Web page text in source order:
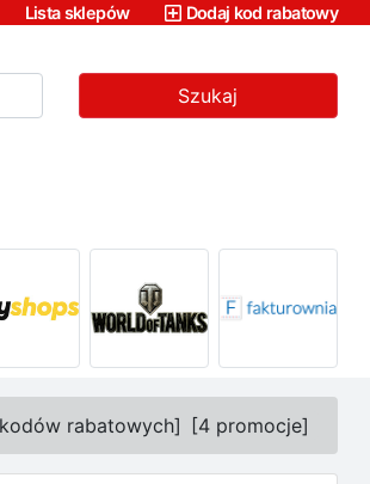
Lista sklepów Dodaj kod rabatowy
Szukaj
rabatowych] [4 promocje]